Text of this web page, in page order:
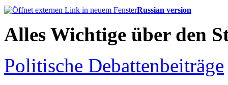
Russian version
Alles Wichtige über den
Politische Debattenbeiträge